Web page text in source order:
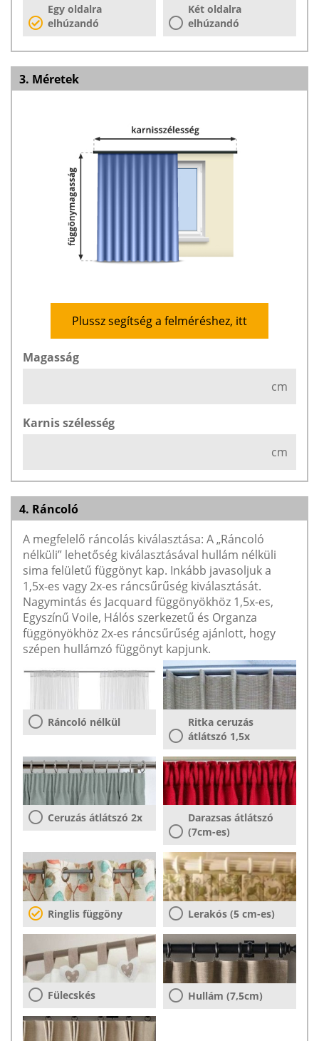
Egy oldalra
elhúzandó
Két oldalra
elhúzandó
3. Méretek
Plussz segítség a felméréshez, itt
Magasság
cm
Karnis szélesség
cm
4. Ráncoló
A megfelelő ráncolás kiválasztása: A „Ráncoló
nélküli” lehetőség kiválasztásával hullám nélküli
sima felületű függönyt kap. Inkább javasoljuk a
1,5x-es vagy 2x-es ráncsűrűség kiválasztását.
Nagymintás és Jacquard függönyökhöz 1,5x-es,
Egyszínű Voile, Hálós szerkezetű és Organza
függönyökhöz 2x-es ráncsűrűség ajánlott, hogy
szépen hullámzó függönyt kapjunk.
Ráncoló nélkül
Ritka ceruzás
átlátszó 1,5x
Ceruzás átlátszó 2x
Darazsas átlátszó
(7cm-es)
Ringlis függöny Lerakós (5 cm-es)
Fülecskés Hullám (7,5cm)